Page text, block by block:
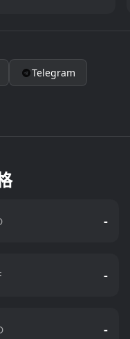
Telegram
-
-
-